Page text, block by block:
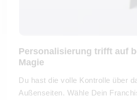
Personalisierung trifft auf
Magie
Du hast die volle Kontrolle über
Außenseiten. Wähle Dein